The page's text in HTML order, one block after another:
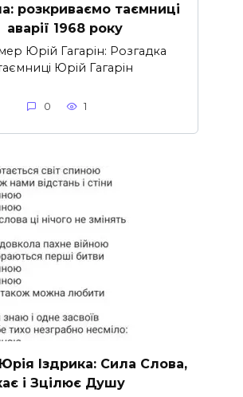
розкриваємо таємниці
аварії 1968 року
Юрій Гагарін: Розгадка
Юрій Гагарін
0 1
Іздрика: Сила Слова,
і Зцілює Душу